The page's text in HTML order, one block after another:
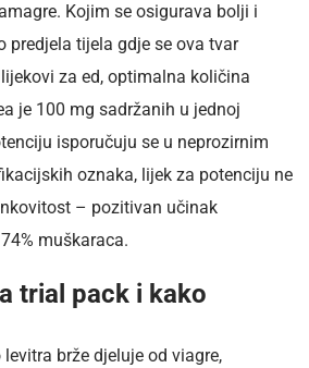
Kojim se osigurava bolji i
predjela tijela gdje se ova tvar
za ed, optimalna količina
je 100 mg sadržanih u jednoj
isporučuju se u neprozirnim
oznaka, lijek za potenciju ne
– pozitivan učinak
muškaraca.
trial pack i kako
brže djeluje od viagre,